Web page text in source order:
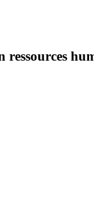
ressources